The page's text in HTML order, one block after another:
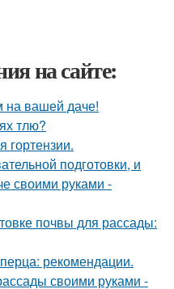
на сайте:
на вашей даче!
тлю?
гортензии.
подготовки, и
своими руками -
почвы для рассады:
рекомендации.
своими руками -